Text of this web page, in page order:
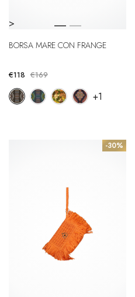
>
BORSA MARE CON FRANGE
€118 €169
+1
-30%